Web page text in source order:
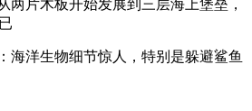
两片木板开始发展到三层海上堡垒，
海洋生物细节惊人，特别是躲避鲨鱼